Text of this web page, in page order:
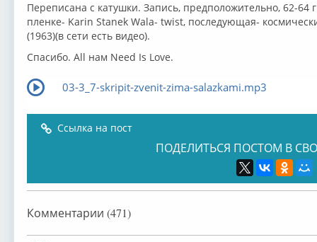
Переписана с катушки. Запись, предположительно, 62-64
пленке- Karin Stanek Wala- twist, последующая-
(1963)(в сети есть видео).
Спасибо. All нам Need Is Love.
03-3_7-skripit-zvenit-zima-salazkami.mp3
Ссылка на пост
ПОДЕЛИТЬСЯ ПОСТОМ В
Комментарии (471)